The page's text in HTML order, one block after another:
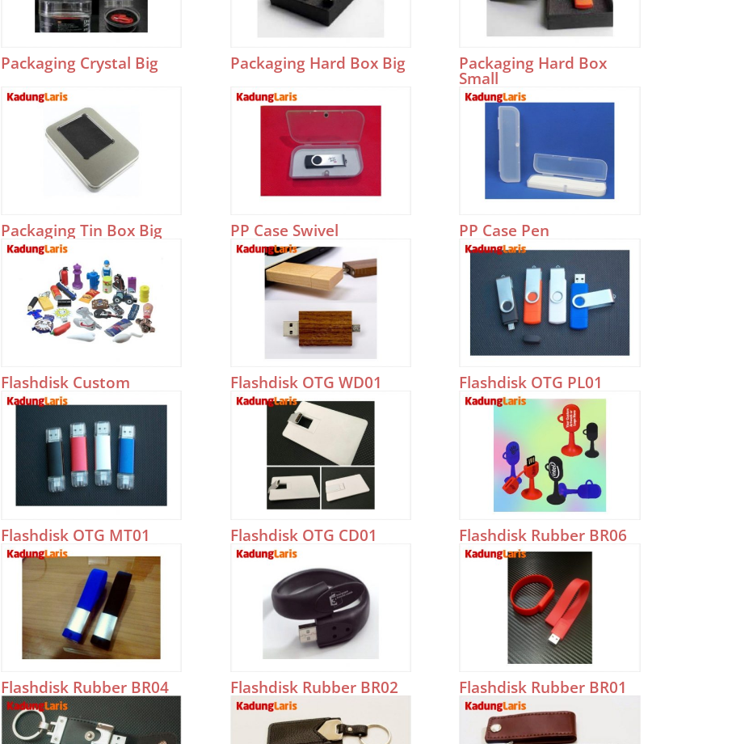
Packaging Crystal Big Packaging Hard Box Big Packaging Hard Box
Small
Packaging Tin Box Big PP Case Swivel PP Case Pen
Flashdisk Custom Flashdisk OTG WD01 Flashdisk OTG PL01
Flashdisk OTG MT01 Flashdisk OTG CD01 Flashdisk Rubber BR06
Flashdisk Rubber BR04 Flashdisk Rubber BR02 Flashdisk Rubber BR01